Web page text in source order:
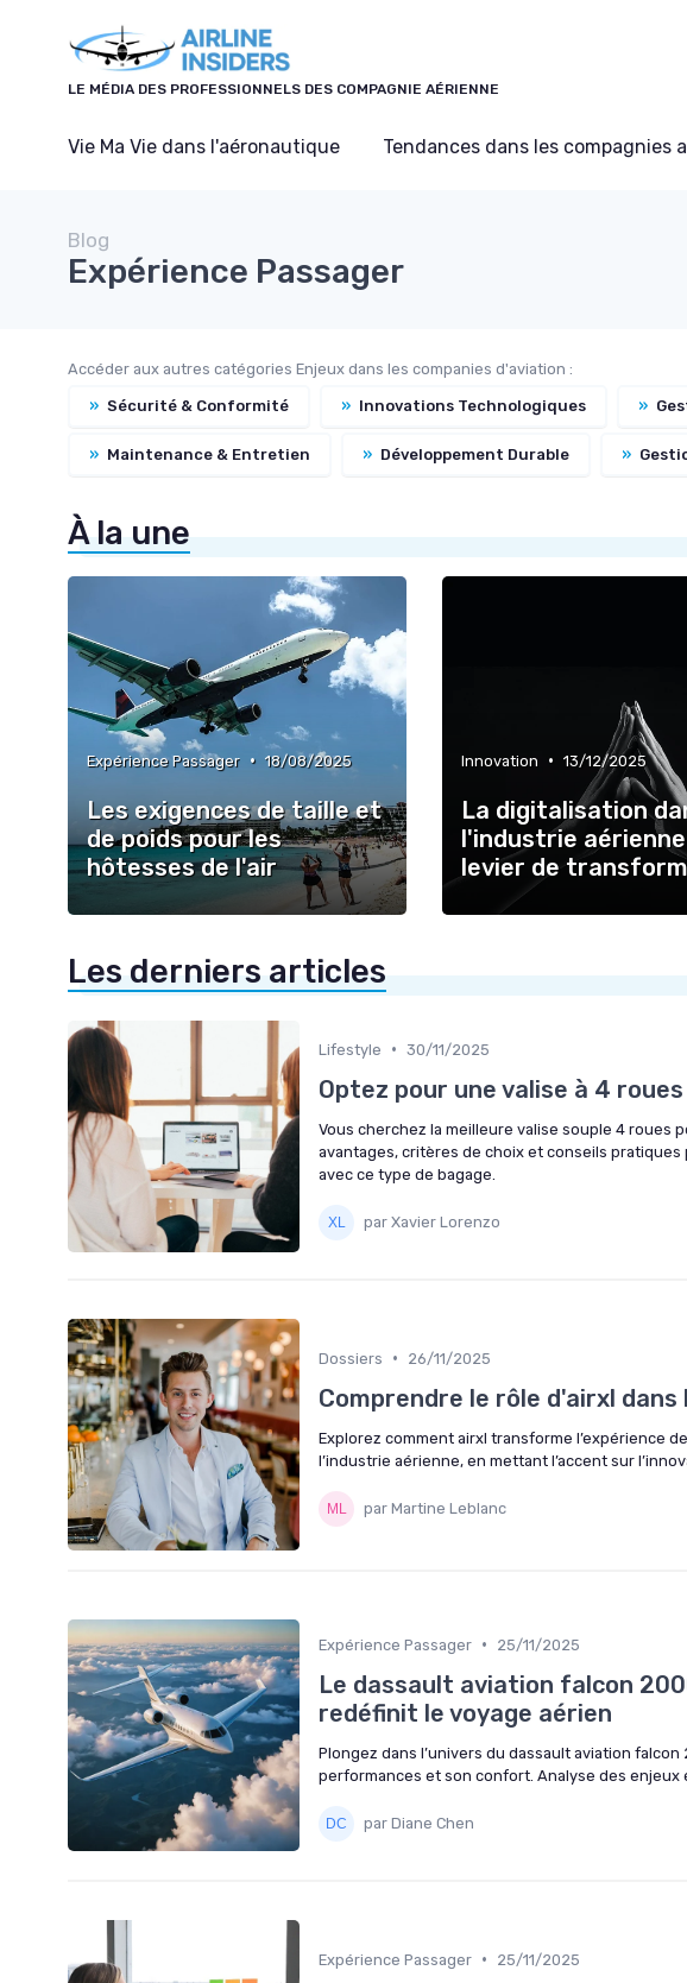
LE MÉDIA DES PROFESSIONNELS DES COMPAGNIE AÉRIENNE
Vie Ma Vie dans l'aéronautique Tendances dans les compagnies
Blog
Expérience Passager
Accéder aux autres catégories Enjeux dans les companies d'aviation :
» Sécurité & Conformité » Innovations Technologiques »
» Maintenance & Entretien » Développement Durable »
À la une
Expérience Passager • 18/08/2025
Les exigences de taille et
de poids pour les
hôtesses de l'air
Innovation • 13/12/2025
La digitalisation
l'industrie aérienne
levier de
Les derniers articles
Lifestyle • 30/11/2025
Optez pour une valise à 4
Vous cherchez la meilleure valise souple 4 roues
avantages, critères de choix et conseils
avec ce type de bagage.
par Xavier Lorenzo
Dossiers • 26/11/2025
Comprendre le rôle d'airxl
Explorez comment airxl transforme l’expérience
l’industrie aérienne, en mettant l’accent sur
par Martine Leblanc
Expérience Passager • 25/11/2025
Le dassault aviation falcon
redéfinit le voyage aérien
Plongez dans l’univers du dassault aviation
performances et son confort. Analyse des enjeux
par Diane Chen
Expérience Passager • 25/11/2025